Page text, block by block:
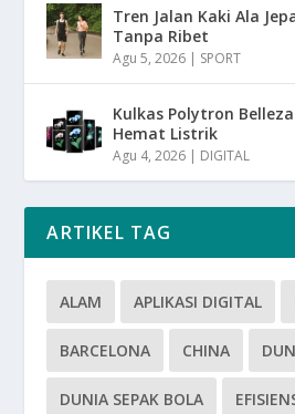
Tren Jalan Kaki Ala
Tanpa Ribet
Agu 5, 2026 | SPORT
Kulkas Polytron
Hemat Listrik
Agu 4, 2026 | DIGITAL
ARTIKEL TAG
ALAM APLIKASI DIGITAL
BARCELONA CHINA
DUNIA SEPAK BOLA